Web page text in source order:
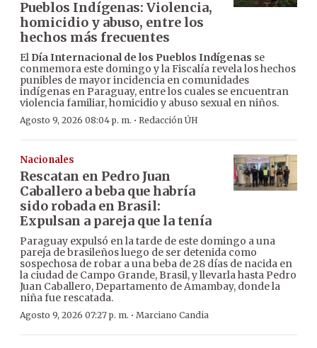
Pueblos Indígenas: Violencia,
homicidio y abuso, entre los
hechos más frecuentes
El Día Internacional de los Pueblos Indígenas se
conmemora este domingo y la Fiscalía revela los hechos
punibles de mayor incidencia en comunidades
indígenas en Paraguay, entre los cuales se encuentran
violencia familiar, homicidio y abuso sexual en niños.
Agosto 9, 2026 08:04 p. m. · Redacción ÚH
Nacionales
Rescatan en Pedro Juan
Caballero a beba que habría
sido robada en Brasil:
Expulsan a pareja que la tenía
Paraguay expulsó en la tarde de este domingo a una
pareja de brasileños luego de ser detenida como
sospechosa de robar a una beba de 28 días de nacida en
la ciudad de Campo Grande, Brasil, y llevarla hasta Pedro
Juan Caballero, Departamento de Amambay, donde la
niña fue rescatada.
Agosto 9, 2026 07:27 p. m. · Marciano Candia